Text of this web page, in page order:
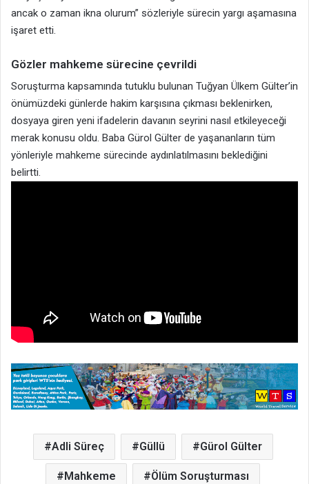
ancak o zaman ikna olurum” sözleriyle sürecin yargı aşamasına
işaret etti.
Gözler mahkeme sürecine çevrildi
Soruşturma kapsamında tutuklu bulunan Tuğyan Ülkem Gülter’in
önümüzdeki günlerde hakim karşısına çıkması beklenirken,
dosyaya giren yeni ifadelerin davanın seyrini nasıl etkileyeceği
merak konusu oldu. Baba Gürol Gülter de yaşananların tüm
yönleriyle mahkeme sürecinde aydınlatılmasını beklediğini
belirtti.
Adli Süreç Güllü Gürol Gülter
Mahkeme Ölüm Soruşturması